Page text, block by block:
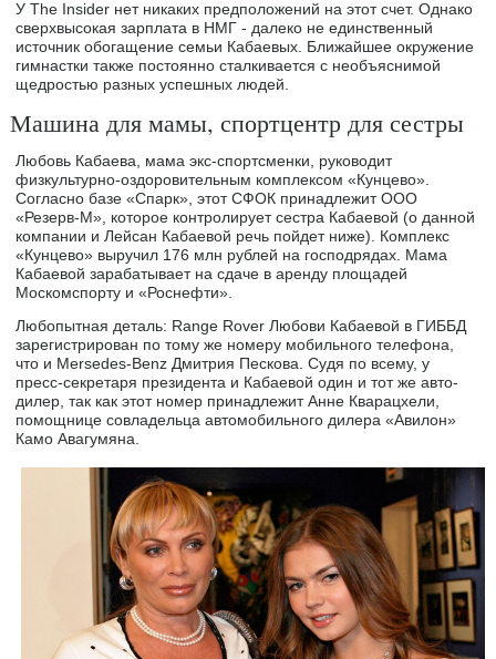
У The Insider нет никаких предположений на этот счет. Однако
сверхвысокая зарплата в НМГ - далеко не единственный
источник обогащение семьи Кабаевых. Ближайшее окружение
гимнастки также постоянно сталкивается с необъяснимой
щедростью разных успешных людей.
Машина для мамы, спортцентр для сестры
Любовь Кабаева, мама экс-спортсменки, руководит
физкультурно-оздоровительным комплексом «Кунцево».
Согласно базе «Спарк», этот СФОК принадлежит ООО
«Резерв-М», которое контролирует сестра Кабаевой (о данной
компании и Лейсан Кабаевой речь пойдет ниже). Комплекс
«Кунцево» выручил 176 млн рублей на господрядах. Мама
Кабаевой зарабатывает на сдаче в аренду площадей
Москомспорту и «Роснефти».
Любопытная деталь: Range Rover Любови Кабаевой в ГИББД
зарегистрирован по тому же номеру мобильного телефона,
что и Mersedes-Benz Дмитрия Пескова. Судя по всему, у
пресс-секретаря президента и Кабаевой один и тот же авто-
дилер, так как этот номер принадлежит Анне Кварацхели,
помощнице совладельца автомобильного дилера «Авилон»
Камо Авагумяна.